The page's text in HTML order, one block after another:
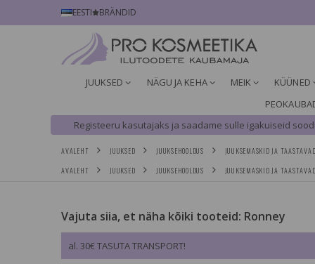
EESTI BRÄNDID
JUUKSED NÄGU JA KEHA MEIK KÜÜNED
Registeeru kasutajaks ja saadame sulle igakuiseid
AVALEHT JUUKSED JUUKSEHOOLDUS JUUKSEMASKID JA
AVALEHT
JUUKSED JUUKSEHOOLDUS JUUKSEMASKID JA
Vajuta siia, et näha kõiki tooteid: Ronney
al. 30€ TASUTA TRANSPORT!